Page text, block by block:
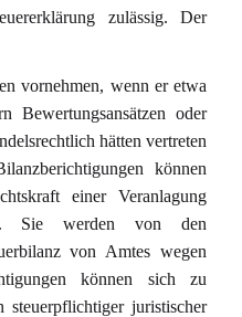
zulässig. Der
vornehmen, wenn er etwa
Bewertungsansätzen oder
hätten vertreten
können
einer Veranlagung
Sie werden von den
von Amtes wegen
können sich zu
steuerpflichtiger juristischer